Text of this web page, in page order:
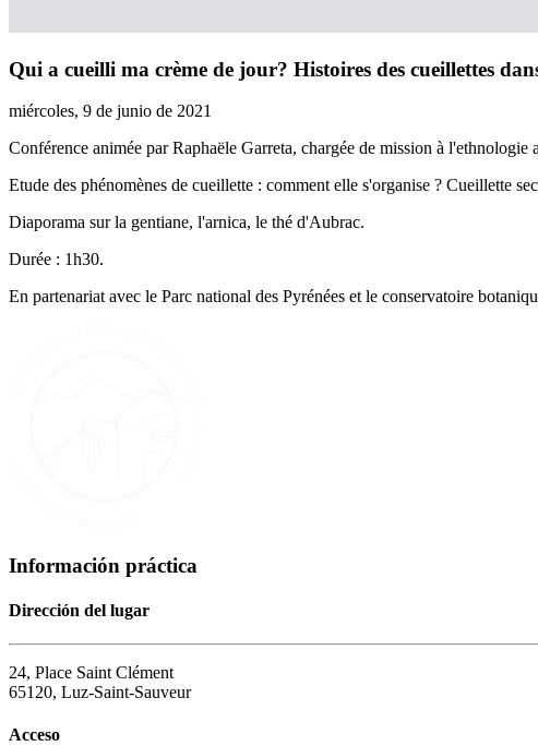
Qui a cueilli ma crème de jour? Histoires des cueillettes
miércoles, 9 de junio de 2021
Conférence animée par Raphaële Garreta, chargée de mission à
Etude des phénomènes de cueillette : comment elle s'organise ? Cueillette
Diaporama sur la gentiane, l'arnica, le thé d'Aubrac.
Durée : 1h30.
En partenariat avec le Parc national des Pyrénées et le conservatoire
Información práctica
Dirección del lugar
24, Place Saint Clément
65120, Luz-Saint-Sauveur
Acceso